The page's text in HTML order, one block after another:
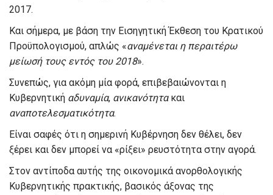
2017.
Και σήμερα, με βάση την Εισηγητική Έκθεση του Κρατικού
Προϋπολογισμού, απλώς «αναμένεται η περαιτέρω
μείωσή τους εντός του 2018».
Συνεπώς, για ακόμη μία φορά, επιβεβαιώνονται η
Κυβερνητική αδυναμία, ανικανότητακαι
αναποτελεσματικότητα.
Είναι σαφές ότι η σημερινή Κυβέρνηση δεν θέλει, δεν
ξέρει και δεν μπορεί να «ρίξει» ρευστότητα στην αγορά.
Στον αντίποδα αυτής της οικονομικά ανορθολογικής
Κυβερνητικής πρακτικής, βασικός άξονας της